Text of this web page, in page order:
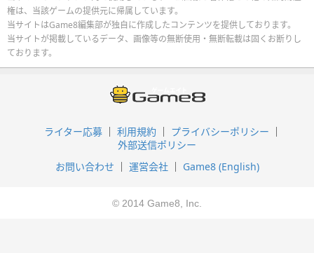
権は、当該ゲームの提供元に帰属しています。
当サイトはGame8編集部が独自に作成したコンテンツを提供しております。
当サイトが掲載しているデータ、画像等の無断使用・無断転載は固くお断りし
ております。
ライター応募 利用規約
プライバシーポリシー
外部送信ポリシー
お問い合わせ
運営会社 Game8 (English)
© 2014 Game8, Inc.